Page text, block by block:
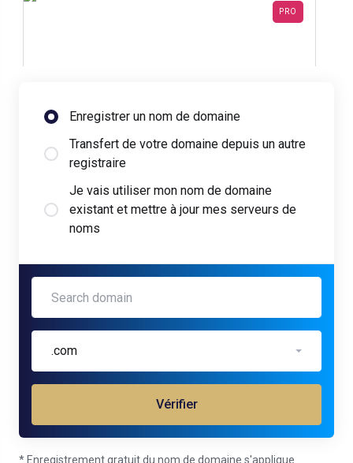
PRO
FREE
Enregistrer un nom de domaine
Transfert de votre domaine depuis un autre
registraire
Je vais utiliser mon nom de domaine
existant et mettre à jour mes serveurs de
noms
.com
Vérifier
* Enregistrement gratuit du nom de domaine s'applique